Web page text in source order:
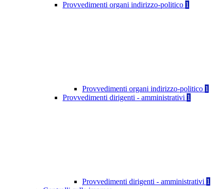
Provvedimenti organi indirizzo-politico 1
Provvedimenti organi indirizzo-politico 1
Provvedimenti dirigenti - amministrativi 1
Provvedimenti dirigenti - amministrativi 1